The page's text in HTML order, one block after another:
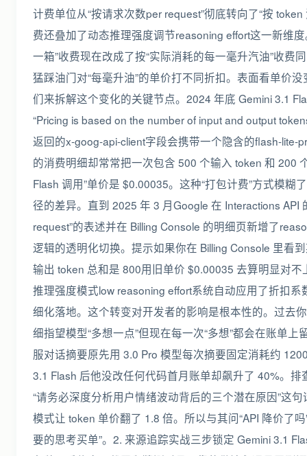
计费单位从“按请求次数per request”彻底转向了“按
费还叠加了动态推理强度调节reasoning effort这一新维
一箱”收费现在改成了按“实际消耗的每一毫升汽油”收费
猛踩油门对“每毫升油”的单价打不同折扣。表面看单价
们来拆解这个变化的关键节点。2024 年底 Gemini 3.1
“Pricing is based on the number of input and output
返回的x-goog-api-client字段会携带一个隐含的flash-lite-
的消费明细却常常把一次包含 500 个输入 token 和 200
Flash 调用”单价是 $0.00035。这种“打包计费”方式模糊
径的差异。直到 2025 年 3 月Google 在 Interactions API
request”的表述并在 Billing Console 的明细页新增了
逻辑的透明化切换。提示如果你在 Billing Console 里看
输出 token 总和是 800用旧单价 $0.00035 去算明显对
推理强度模式low reasoning effort系统自动应用了折扣系
细化落地。这个转变对开发者的影响是根本性的。过去
细指望模型“多想一点”但现在每一次“多想”都会在账单
服对话摘要原先用 3.0 Pro 模型每次摘要固定消耗约
3.1 Flash 后他没改任何代码首月账单却飙升了 40%。
“请务必深度分析用户情绪波动背后的三个潜在原因”这
模式让 token 单价翻了 1.8 倍。所以与其问“API 降价了
要的思考买单”。2. 来源追踪实战三步锁定 Gemini 3.1